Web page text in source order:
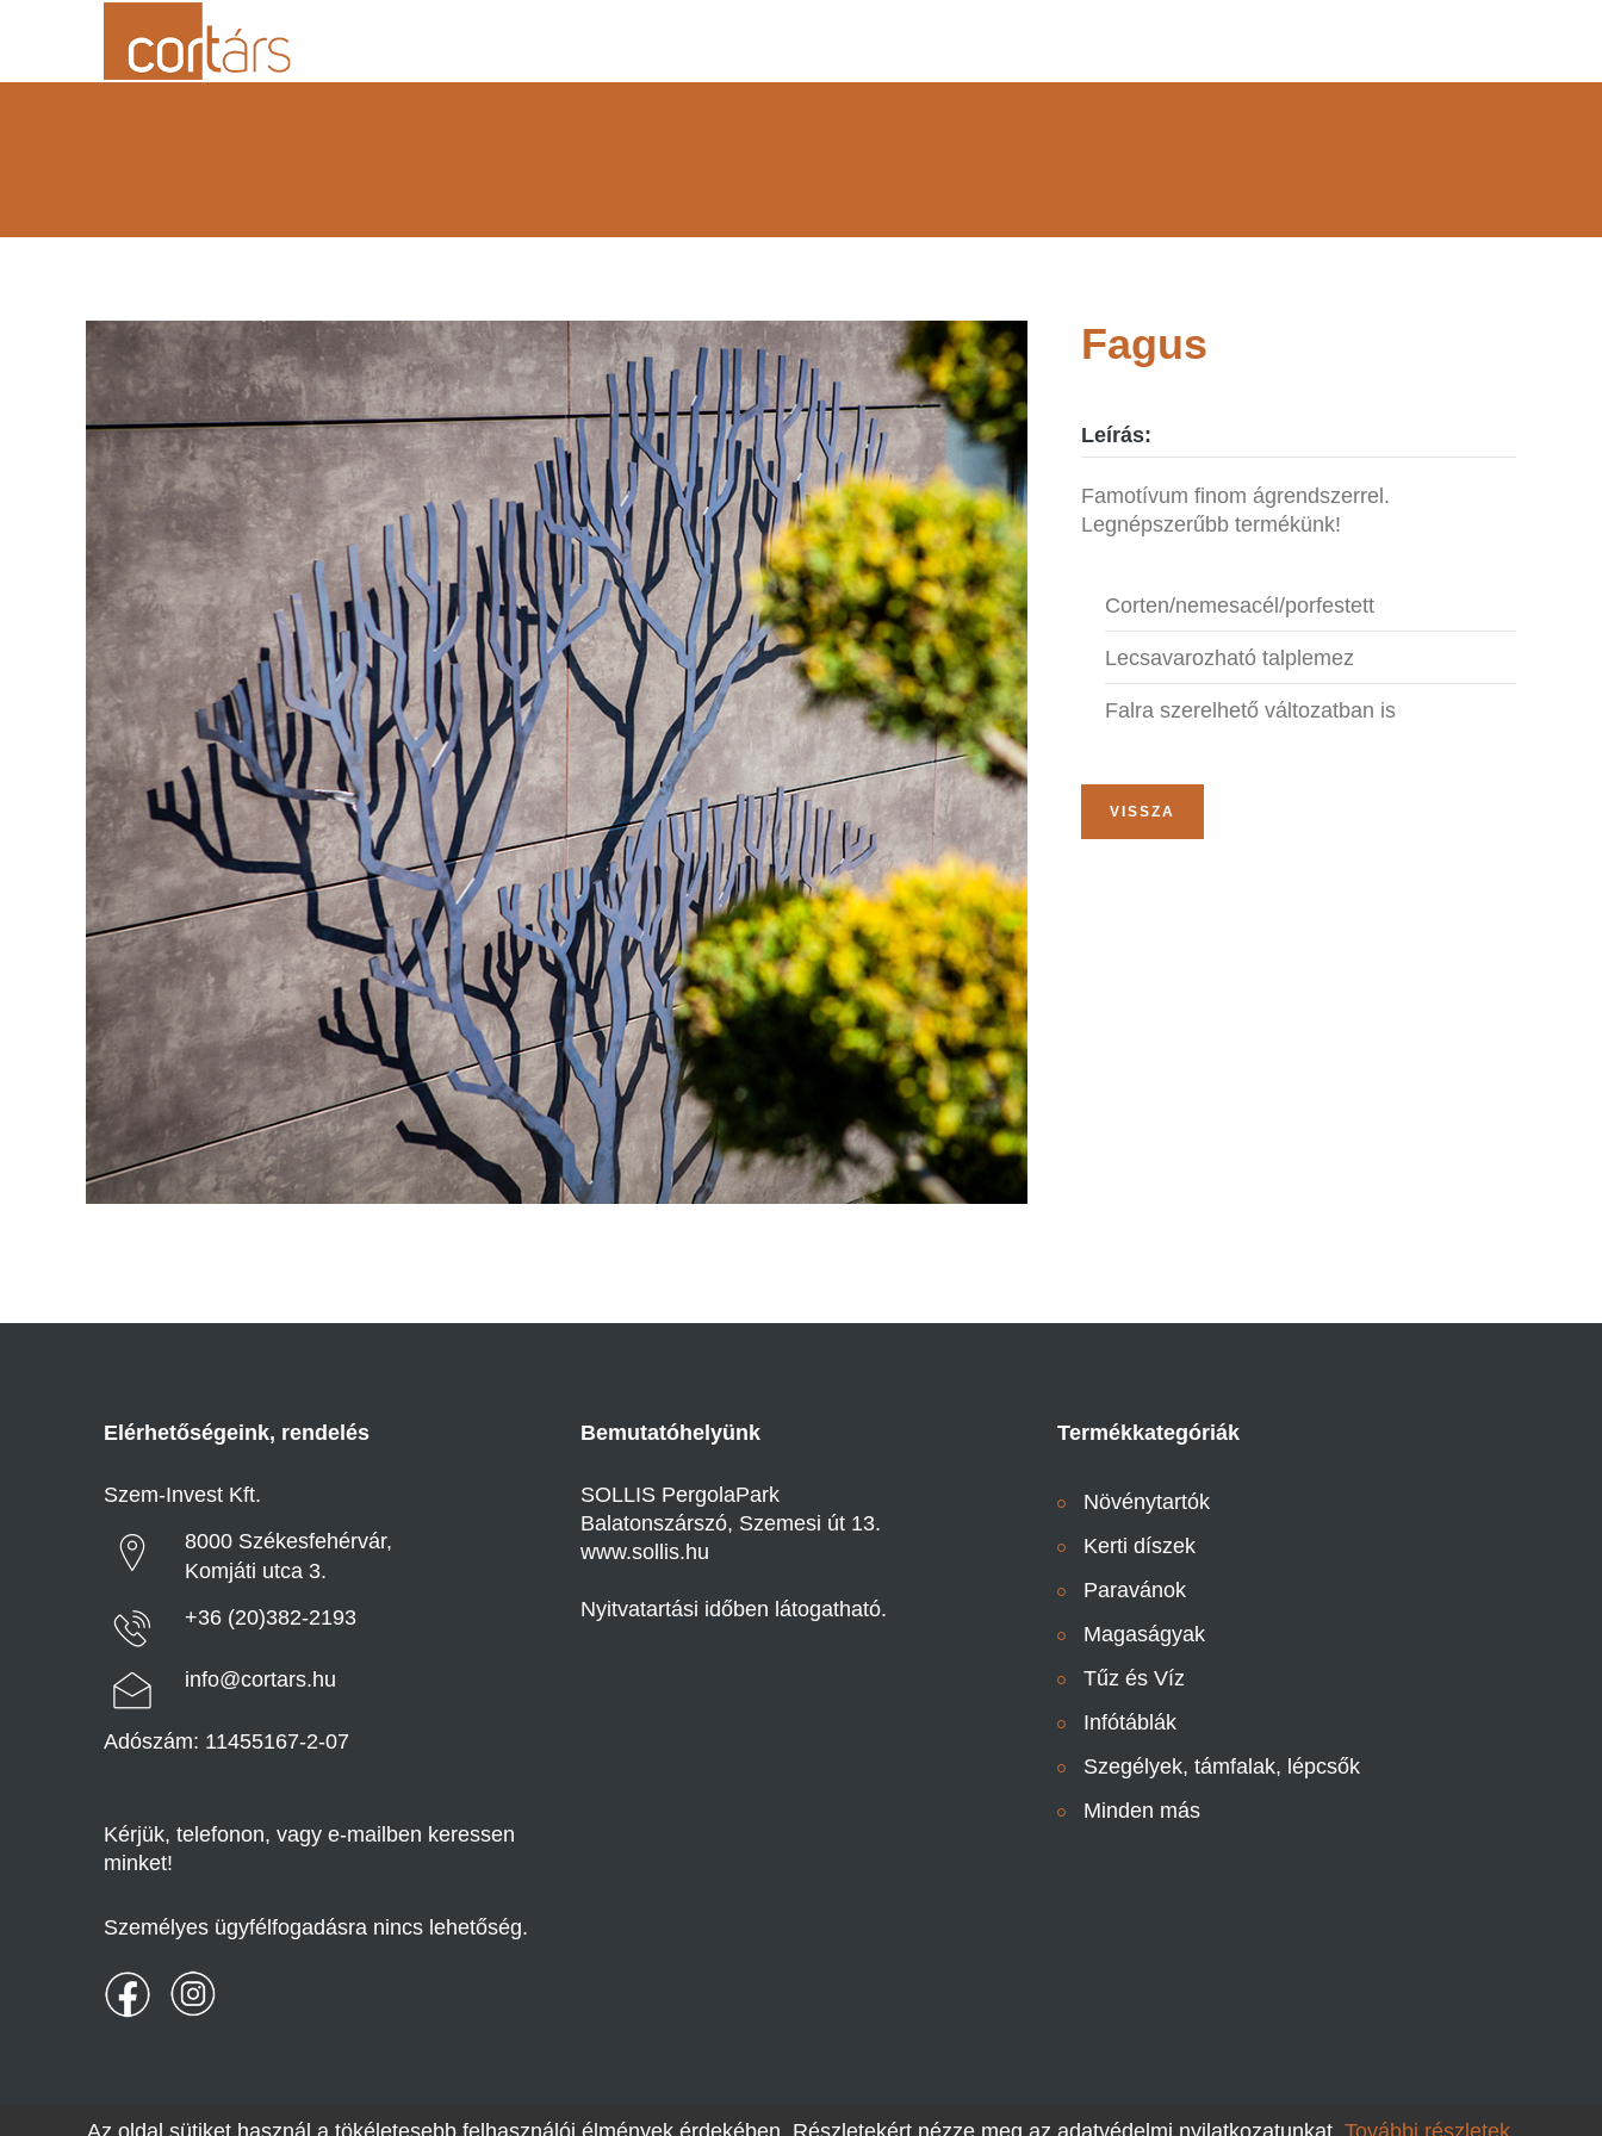
Fagus
Leírás:
Famotívum finom ágrendszerrel.
Legnépszerűbb termékünk!
Corten/nemesacél/porfestett
Lecsavarozható talplemez
Falra szerelhető változatban is
VISSZA
Elérhetőségeink, rendelés
Szem-Invest Kft.
8000 Székesfehérvár,
Komjáti utca 3.
+36 (20)382-2193
info@cortars.hu
Adószám: 11455167-2-07
Kérjük, telefonon, vagy e-mailben keressen
minket!
Személyes ügyfélfogadásra nincs lehetőség.
Bemutatóhelyünk
SOLLIS PergolaPark
Balatonszárszó, Szemesi út 13.
www.sollis.hu
Nyitvatartási időben látogatható.
Termékkategóriák
Növénytartók
Kerti díszek
Paravánok
Magaságyak
Tűz és Víz
Infótáblák
Szegélyek, támfalak, lépcsők
Minden más
Az oldal sütiket használ a tökéletesebb felhasználói élmények érdekében. Részletekért nézze meg az adatvédelmi nyilatkozatunkat. További részletek.